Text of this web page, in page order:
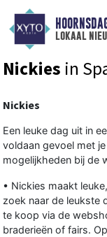
lokaal
Nickies in
Nickies
Een leuke dag uit in
voldaan gevoel met
mogelijkheden bij de
• Nickies maakt
zoek naar de leukste
te koop via de
braderieën of fairs.